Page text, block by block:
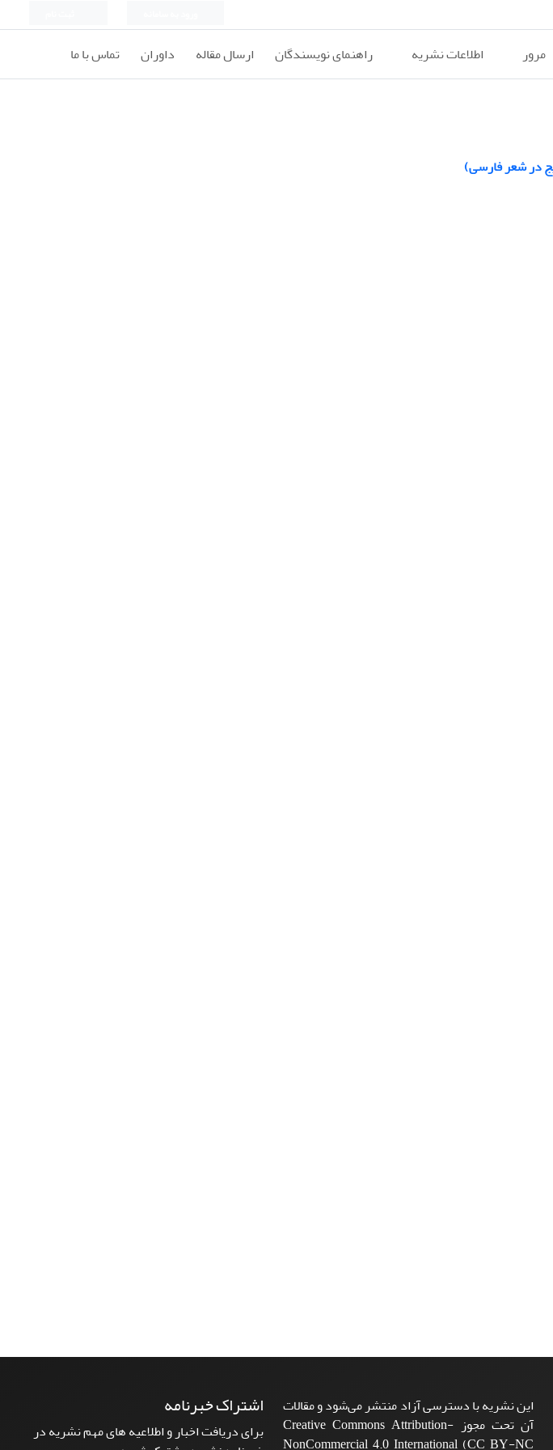
مرور اطلاعات نشریه راهنمای نویسندگان ارسال مقاله داوران تماس با ما
در شعر فارسی)
این نشریه با دسترسی آزاد منتشر می‌شود و مقالات
آن تحت مجوز Creative Commons Attribution-
NonCommercial 4.0 International (CC BY-NC
اشتراک خبرنامه
برای دریافت اخبار و اطلاعیه های مهم نشریه در